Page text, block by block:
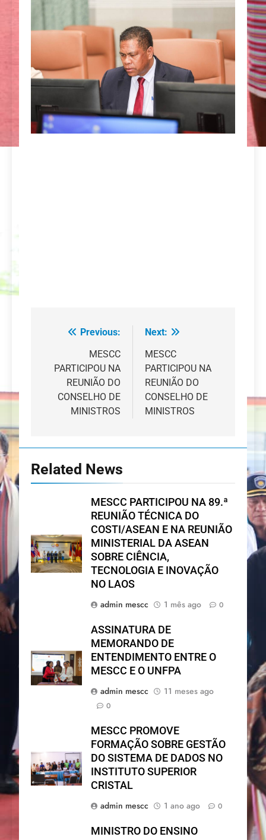
Navegação
artigos
Previous:
MESCC
PARTICIPOU NA
REUNIÃO DO
CONSELHO DE
MINISTROS
Next:
MESCC
PARTICIPOU NA
REUNIÃO DO
CONSELHO DE
MINISTROS
Related News
MESCC PARTICIPOU NA 89.ª
REUNIÃO TÉCNICA DO
COSTI/ASEAN E NA REUNIÃO
MINISTERIAL DA ASEAN
SOBRE CIÊNCIA,
TECNOLOGIA E INOVAÇÃO
NO LAOS
admin mescc
1 mês ago 0
ASSINATURA DE
MEMORANDO DE
ENTENDIMENTO ENTRE O
MESCC E O UNFPA
admin mescc
11 meses ago
0
MESCC PROMOVE
FORMAÇÃO SOBRE GESTÃO
DO SISTEMA DE DADOS NO
INSTITUTO SUPERIOR
CRISTAL
admin mescc
1 ano ago 0
MINISTRO DO ENSINO